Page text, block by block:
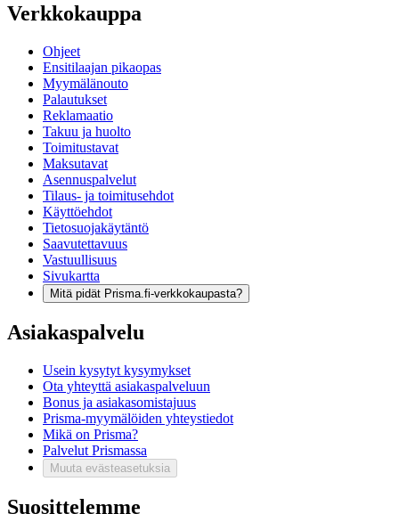
Verkkokauppa
Ohjeet
Ensitilaajan pikaopas
Myymälänouto
Palautukset
Reklamaatio
Takuu ja huolto
Toimitustavat
Maksutavat
Asennuspalvelut
Tilaus- ja toimitusehdot
Käyttöehdot
Tietosuojakäytäntö
Saavutettavuus
Vastuullisuus
Sivukartta
Mitä pidät Prisma.fi-verkkokaupasta?
Asiakaspalvelu
Usein kysytyt kysymykset
Ota yhteyttä asiakaspalveluun
Bonus ja asiakasomistajuus
Prisma-myymälöiden yhteystiedot
Mikä on Prisma?
Palvelut Prismassa
Muuta evästeasetuksia
Suosittelemme